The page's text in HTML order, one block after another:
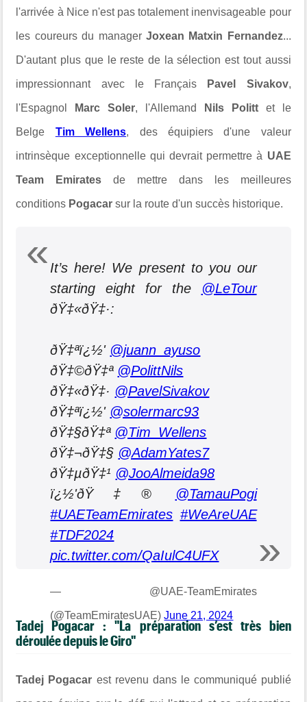
l'arrivée à Nice n'est pas totalement inenvisageable pour
les coureurs du manager Joxean Matxin Fernandez...
D'autant plus que le reste de la sélection est tout aussi
impressionnant avec le Français Pavel Sivakov,
l'Espagnol Marc Soler, l'Allemand Nils Polittet le
Belge Tim Wellens, des équipiers d'une valeur
intrinsèque exceptionnelle qui devrait permettre à UAE
Team Emirates de mettre dans les meilleures
conditions Pogacar sur la route d'un succès historique.
It’s here! We present to you our
starting eight for the
@LeTour
ðŸ‡«ðŸ‡·:
ðŸ‡ªï¿½' @juann_ayuso
ðŸ‡©ðŸ‡ª @PolittNils
ðŸ‡«ðŸ‡· @PavelSivakov
ðŸ‡ªï¿½' @solermarc93
ðŸ‡§ðŸ‡ª @Tim_Wellens
ðŸ‡¬ðŸ‡§ @AdamYates7
ðŸ‡µðŸ‡¹ @JooAlmeida98
ï¿½'ðŸ‡®
@TamauPogi
#UAETeamEmirates #WeAreUAE
#TDF2024
pic.twitter.com/QaIulC4UFX
— @UAE-TeamEmirates
(@TeamEmiratesUAE)June 21, 2024
Tadej Pogacar : "La préparation s’est très bien
déroulée depuis le Giro"
Tadej Pogacar est revenu dans le communiqué publié